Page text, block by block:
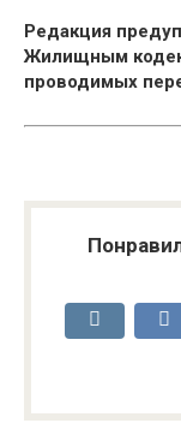
Редакция
Жилищным
проводимых